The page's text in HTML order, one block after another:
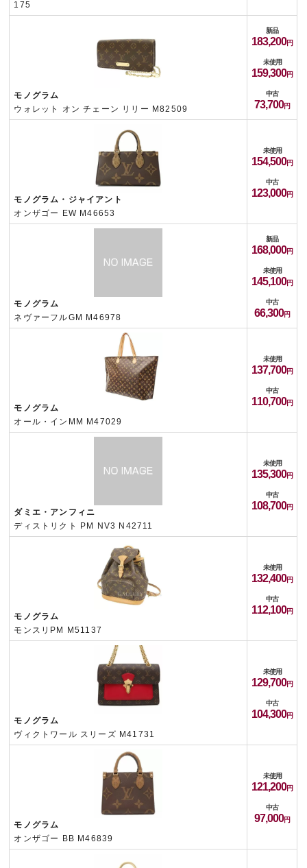
175
モノグラム
ウォレット オン チェーン リリー M82509
新品
183,200
未使用
159,300
中古
73,700
モノグラム・ジャイアント
オンザゴー EW M46653
未使用
154,500
中古
123,000
モノグラム
ネヴァーフルGM M46978
新品
168,000
未使用
145,100
中古
66,300
モノグラム
オール・インMM M47029
未使用
137,700
中古
110,700
ダミエ・アンフィニ
ディストリクト PM NV3 N42711
未使用
135,300
中古
108,700
モノグラム
モンスリPM M51137
未使用
132,400
中古
112,100
モノグラム
ヴィクトワール スリーズ M41731
未使用
129,700
中古
104,300
モノグラム
オンザゴー BB M46839
未使用
121,200
中古
97,000